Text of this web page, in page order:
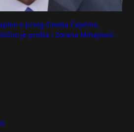
o prvog čoveka Čajetine,
je prošla i Zorana Mihajlović.